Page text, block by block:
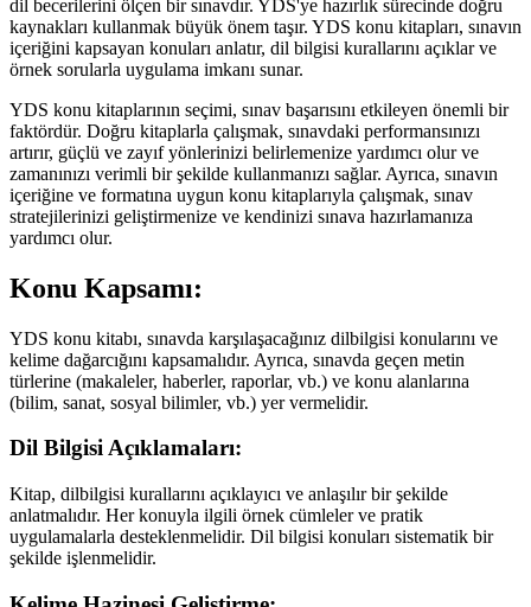
dil becerilerini ölçen bir sınavdır. YDS'ye hazırlık sürecinde doğru
kaynakları kullanmak büyük önem taşır. YDS konu kitapları, sınavın
içeriğini kapsayan konuları anlatır, dil bilgisi kurallarını açıklar ve
örnek sorularla uygulama imkanı sunar.
YDS konu kitaplarının seçimi, sınav başarısını etkileyen önemli bir
faktördür. Doğru kitaplarla çalışmak, sınavdaki performansınızı
artırır, güçlü ve zayıf yönlerinizi belirlemenize yardımcı olur ve
zamanınızı verimli bir şekilde kullanmanızı sağlar. Ayrıca, sınavın
içeriğine ve formatına uygun konu kitaplarıyla çalışmak, sınav
stratejilerinizi geliştirmenize ve kendinizi sınava hazırlamanıza
yardımcı olur.
Konu Kapsamı:
YDS konu kitabı, sınavda karşılaşacağınız dilbilgisi konularını ve
kelime dağarcığını kapsamalıdır. Ayrıca, sınavda geçen metin
türlerine (makaleler, haberler, raporlar, vb.) ve konu alanlarına
(bilim, sanat, sosyal bilimler, vb.) yer vermelidir.
Dil Bilgisi Açıklamaları:
Kitap, dilbilgisi kurallarını açıklayıcı ve anlaşılır bir şekilde
anlatmalıdır. Her konuyla ilgili örnek cümleler ve pratik
uygulamalarla desteklenmelidir. Dil bilgisi konuları sistematik bir
şekilde işlenmelidir.